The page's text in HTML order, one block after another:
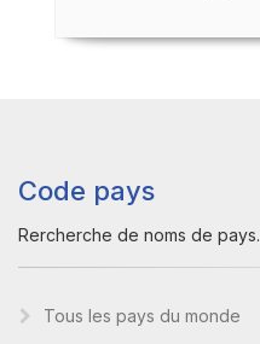
Code pays
Rercherche de noms de pays.
Tous les pays du monde